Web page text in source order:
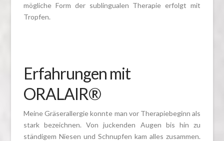
mögliche Form der sublingualen Therapie erfolgt mit
Tropfen.
Erfahrungen mit
ORALAIR®
Meine Gräserallergie konnte man vor Therapiebeginn als
stark bezeichnen. Von juckenden Augen bis hin zu
ständigem Niesen und Schnupfen kam alles zusammen.